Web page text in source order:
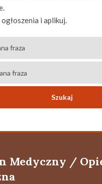
i aplikuj.
Medyczny /